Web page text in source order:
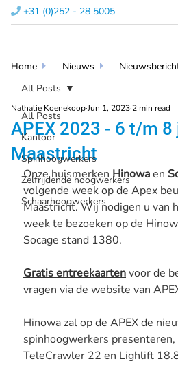
 +31 (0)252 - 28 5005​
All Posts
Kantoor
Spinhoogwerkers
Zelfrijdende hoogwerkers
Schaarhoogwerkers
All Posts
APEX 2023 - 6 t/m 8
Maastricht
Nathalie KoenekoopJun 1, 2023 2 min read
Onze huismerken Hinowa en
volgende week op de Apex
Maastricht. Wij nodigen u van
week te bezoeken op de
Socage stand 1380.
Gratis entreekaarten voor de
vragen via de website van
Hinowa zal op de APEX de
spinhoogwerkers presenteren,
TeleCrawler 22 en Lighlift
Home  Nieuws 